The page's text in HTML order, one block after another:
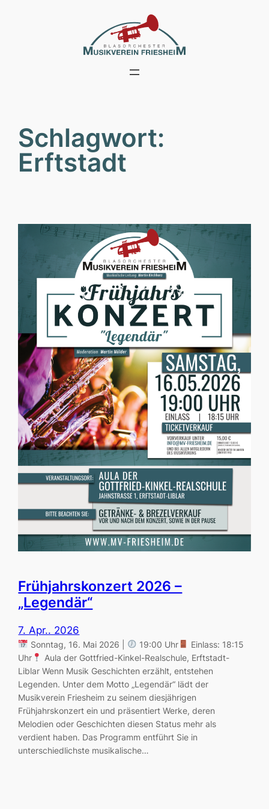
Schlagwort:
Erftstadt
Frühjahrskonzert 2026 –
„Legendär“
7. Apr.. 2026
Sonntag, 16. Mai 2026 | 19:00 Uhr
Einlass: 18:15
Uhr
Aula der Gottfried-Kinkel-Realschule, Erftstadt-
Liblar Wenn Musik Geschichten erzählt, entstehen
Legenden. Unter dem Motto „Legendär“ lädt der
Musikverein Friesheim zu seinem diesjährigen
Frühjahrskonzert ein und präsentiert Werke, deren
Melodien oder Geschichten diesen Status mehr als
verdient haben. Das Programm entführt Sie in
unterschiedlichste musikalische…